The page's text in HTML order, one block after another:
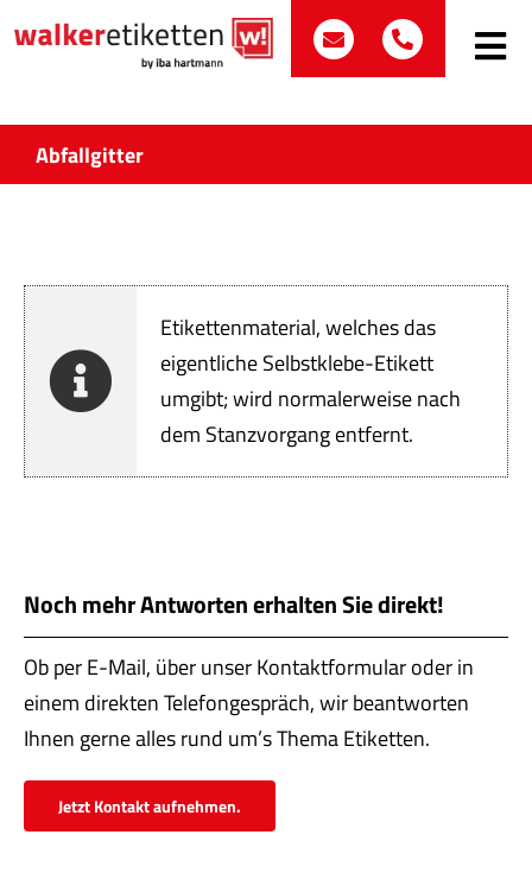
Inhalt
post@walker-
+49Toggle
Abfallgitter
Etikettenmaterial, welches das
eigentliche Selbstklebe-Etikett
umgibt; wird normalerweise nach
dem Stanzvorgang entfernt.
Noch mehr Antworten erhalten Sie direkt!
Ob per E-Mail, über unser Kontaktformular oder in
einem direkten Telefongespräch, wir beantworten
Ihnen gerne alles rund um’s Thema Etiketten.
Jetzt Kontakt aufnehmen.